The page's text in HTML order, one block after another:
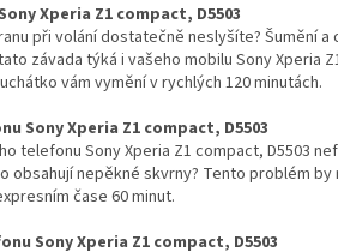
Xperia Z1 compact, D5503
při volání dostatečně neslyšíte? Šumění
závada týká i vašeho mobilu Sony Xperia
vám vymění v rychlých 120 minutách.
Sony Xperia Z1 compact, D5503
telefonu Sony Xperia Z1 compact, D5503
obsahují nepěkné skvrny? Tento problém
čase 60 minut.
Sony Xperia Z1 compact, D5503